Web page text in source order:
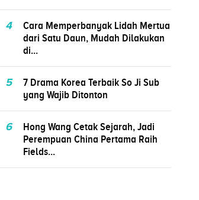
4
Cara Memperbanyak Lidah Mertua
dari Satu Daun, Mudah Dilakukan
di...
5
7 Drama Korea Terbaik So Ji Sub
yang Wajib Ditonton
6
Hong Wang Cetak Sejarah, Jadi
Perempuan China Pertama Raih
Fields...